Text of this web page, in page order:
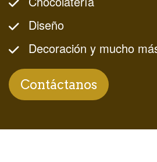
Diseño
Decoración y mucho
Contáctanos